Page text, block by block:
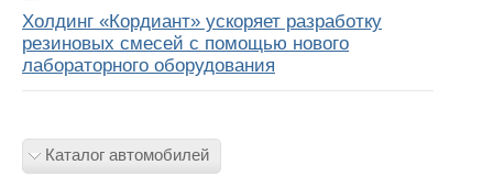
Холдинг «Кордиант» ускоряет разработку
резиновых смесей с помощью нового
лабораторного оборудования
Каталог автомобилей